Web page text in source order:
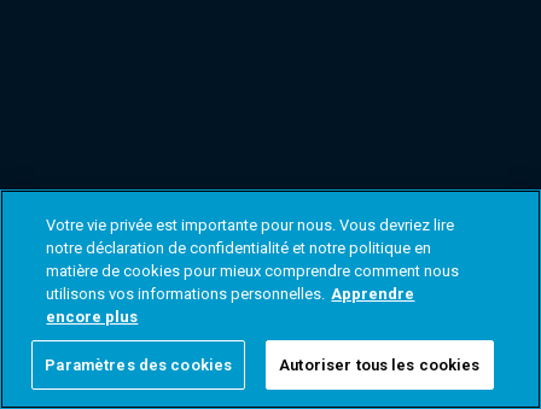
Votre vie privée est importante pour nous. Vous devriez lire
notre déclaration de confidentialité et notre politique en
matière de cookies pour mieux comprendre comment nous
utilisons vos informations personnelles. Apprendre
encore plus
Paramètres des cookies Autoriser tous les cookies